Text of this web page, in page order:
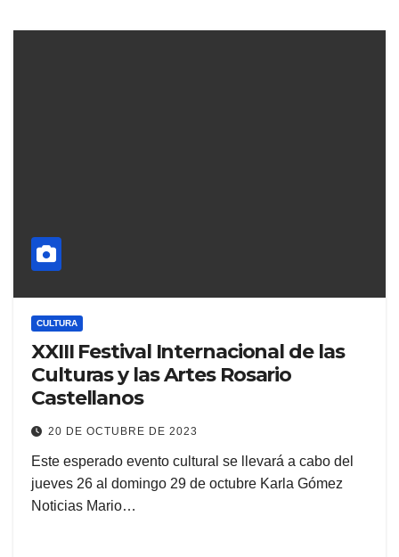
CULTURA
XXIII Festival Internacional de las
Culturas y las Artes Rosario
Castellanos
20 DE OCTUBRE DE 2023
Este esperado evento cultural se llevará a cabo del
jueves 26 al domingo 29 de octubre Karla Gómez
Noticias Mario…